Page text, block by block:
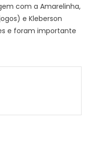
com a Amarelinha,
e Kleberson
e foram importante